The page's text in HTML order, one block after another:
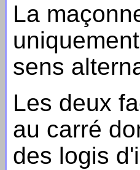
La
sens
Les deux
au carré
des logis